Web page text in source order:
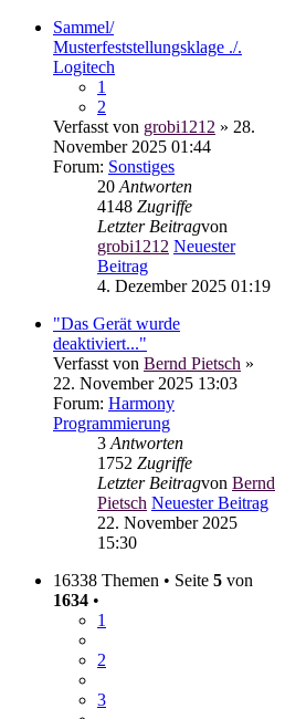
Sammel/
Musterfeststellungsklage ./.
Logitech
1
2
Verfasst von grobi1212 » 28.
November 2025 01:44
Forum: Sonstiges
20 Antworten
4148 Zugriffe
Letzter Beitragvon
grobi1212 Neuester
Beitrag
4. Dezember 2025 01:19
"Das Gerät wurde
deaktiviert..."
Verfasst von Bernd Pietsch »
22. November 2025 13:03
Forum: Harmony
Programmierung
3 Antworten
1752 Zugriffe
Letzter Beitragvon Bernd
Pietsch Neuester Beitrag
22. November 2025
15:30
16338 Themen • Seite 5 von
1634 •
1
2
3